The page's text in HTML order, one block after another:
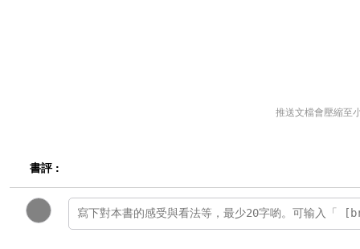
推送文檔會壓縮至
書評 :